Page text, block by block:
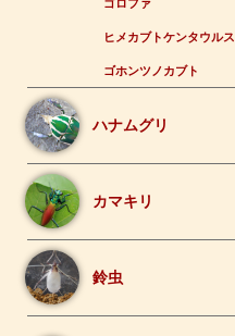
ゴロファ
ヒメカブトケンタウルス
ゴホンツノカブト
ハナムグリ
カマキリ
鈴虫